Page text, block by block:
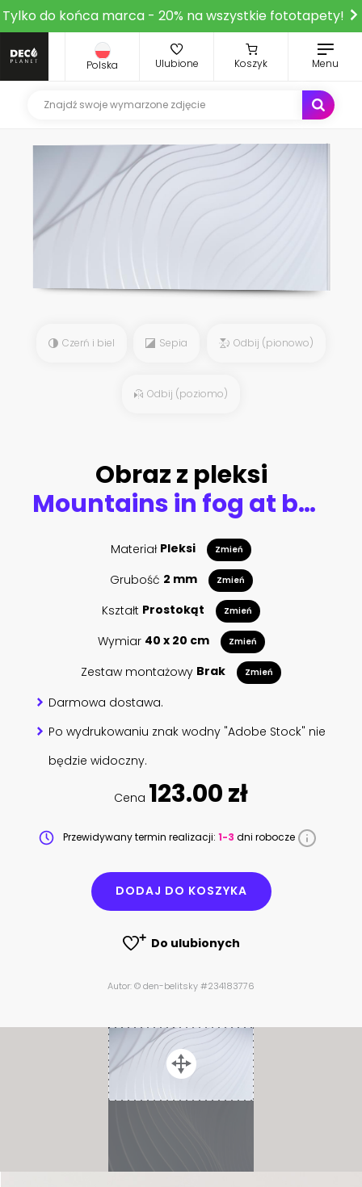
Tylko do końca marca - 20% na wszystkie fototapety!
Polska Ulubione Koszyk Menu
Czerń i biel Sepia Odbij (pionowo)
Odbij (poziomo)
Obraz z pleksi
Mountains in fog at beautiful night in autumn in Dolomites, Italy. Landscape with alpine mountain valley, low clouds, forest, colorful sky with stars, city illumination at dusk. Aerial. Passo Giau
Materiał Pleksi Zmień
Grubość 2 mm Zmień
Kształt Prostokąt Zmień
Wymiar 40 x 20 cm Zmień
Zestaw montażowy Brak Zmień
Darmowa dostawa.
Po wydrukowaniu znak wodny "Adobe Stock" nie
będzie widoczny.
Cena 123.00 zł
Przewidywany termin realizacji: 1-3 dni robocze
DODAJ DO KOSZYKA
Do ulubionych
Autor: © den-belitsky #234183776